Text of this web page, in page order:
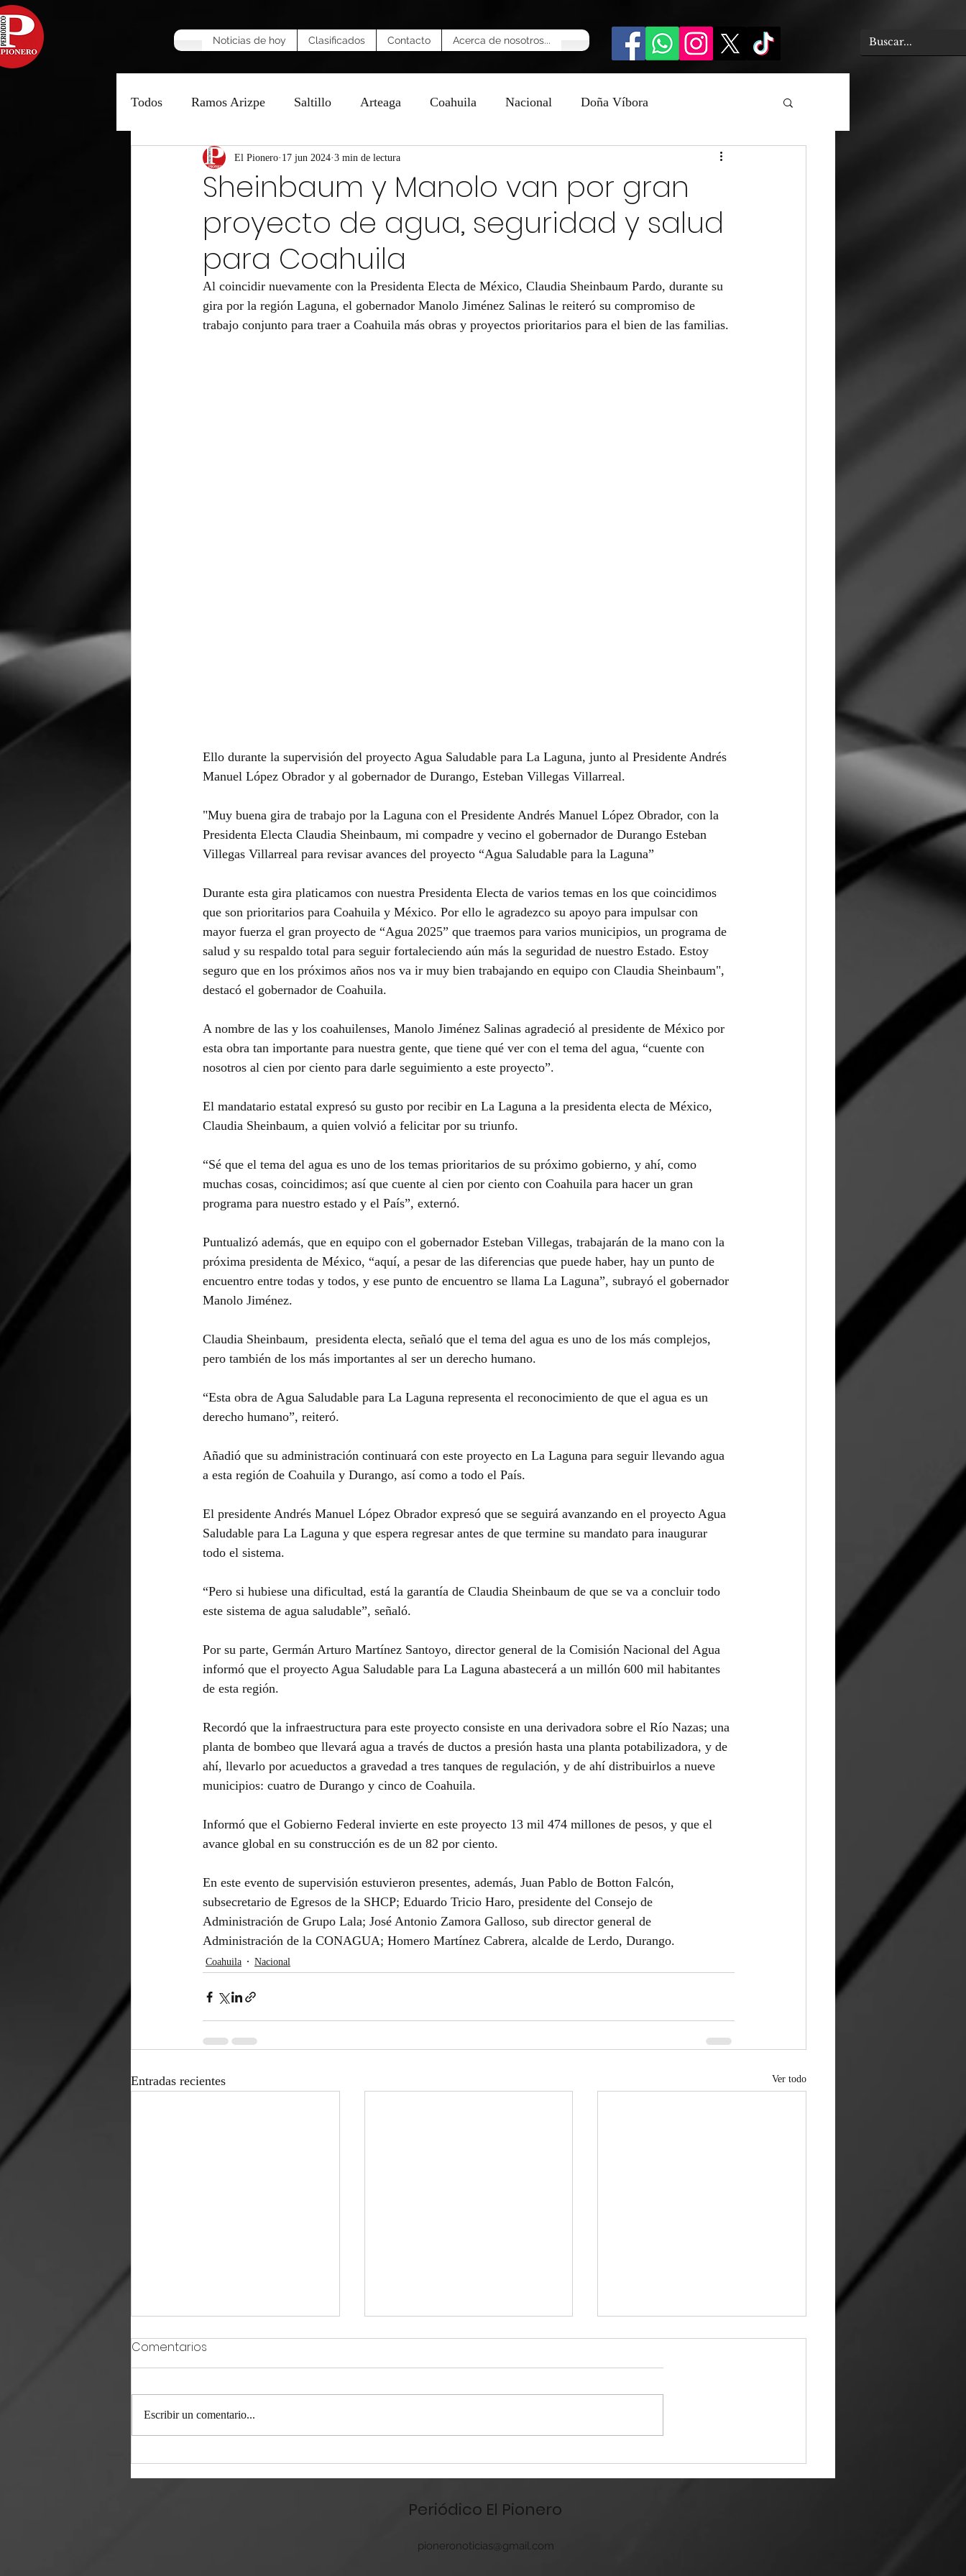
Noticias de hoy Clasificados Contacto Acerca de nosotros...
Todos Ramos Arizpe Saltillo Arteaga Coahuila Nacional Doña Víbora
Manzana Caliente Opinión
Sheinbaum y Manolo van por gran
proyecto de agua, seguridad y salud
para Coahuila
El Pionero 17 jun 2024 3 min de lectura
Al coincidir nuevamente con la Presidenta Electa de México, Claudia Sheinbaum Pardo, durante su
gira por la región Laguna, el gobernador Manolo Jiménez Salinas le reiteró su compromiso de
trabajo conjunto para traer a Coahuila más obras y proyectos prioritarios para el bien de las familias.
Ello durante la supervisión del proyecto Agua Saludable para La Laguna, junto al Presidente Andrés
Manuel López Obrador y al gobernador de Durango, Esteban Villegas Villarreal.
"Muy buena gira de trabajo por la Laguna con el Presidente Andrés Manuel López Obrador, con la
Presidenta Electa Claudia Sheinbaum, mi compadre y vecino el gobernador de Durango Esteban
Villegas Villarreal para revisar avances del proyecto “Agua Saludable para la Laguna”
Durante esta gira platicamos con nuestra Presidenta Electa de varios temas en los que coincidimos
que son prioritarios para Coahuila y México. Por ello le agradezco su apoyo para impulsar con
mayor fuerza el gran proyecto de “Agua 2025” que traemos para varios municipios, un programa de
salud y su respaldo total para seguir fortaleciendo aún más la seguridad de nuestro Estado. Estoy
seguro que en los próximos años nos va ir muy bien trabajando en equipo con Claudia Sheinbaum",
destacó el gobernador de Coahuila.
A nombre de las y los coahuilenses, Manolo Jiménez Salinas agradeció al presidente de México por
esta obra tan importante para nuestra gente, que tiene qué ver con el tema del agua, “cuente con
nosotros al cien por ciento para darle seguimiento a este proyecto”.
El mandatario estatal expresó su gusto por recibir en La Laguna a la presidenta electa de México,
Claudia Sheinbaum, a quien volvió a felicitar por su triunfo.
“Sé que el tema del agua es uno de los temas prioritarios de su próximo gobierno, y ahí, como
muchas cosas, coincidimos; así que cuente al cien por ciento con Coahuila para hacer un gran
programa para nuestro estado y el País”, externó.
Puntualizó además, que en equipo con el gobernador Esteban Villegas, trabajarán de la mano con la
próxima presidenta de México, “aquí, a pesar de las diferencias que puede haber, hay un punto de
encuentro entre todas y todos, y ese punto de encuentro se llama La Laguna”, subrayó el gobernador
Manolo Jiménez.
Claudia Sheinbaum,  presidenta electa, señaló que el tema del agua es uno de los más complejos,
pero también de los más importantes al ser un derecho humano.
“Esta obra de Agua Saludable para La Laguna representa el reconocimiento de que el agua es un
derecho humano”, reiteró.
Añadió que su administración continuará con este proyecto en La Laguna para seguir llevando agua
a esta región de Coahuila y Durango, así como a todo el País.
El presidente Andrés Manuel López Obrador expresó que se seguirá avanzando en el proyecto Agua
Saludable para La Laguna y que espera regresar antes de que termine su mandato para inaugurar
todo el sistema.
“Pero si hubiese una dificultad, está la garantía de Claudia Sheinbaum de que se va a concluir todo
este sistema de agua saludable”, señaló.
Por su parte, Germán Arturo Martínez Santoyo, director general de la Comisión Nacional del Agua
informó que el proyecto Agua Saludable para La Laguna abastecerá a un millón 600 mil habitantes
de esta región.
Recordó que la infraestructura para este proyecto consiste en una derivadora sobre el Río Nazas; una
planta de bombeo que llevará agua a través de ductos a presión hasta una planta potabilizadora, y de
ahí, llevarlo por acueductos a gravedad a tres tanques de regulación, y de ahí distribuirlos a nueve
municipios: cuatro de Durango y cinco de Coahuila.
Informó que el Gobierno Federal invierte en este proyecto 13 mil 474 millones de pesos, y que el
avance global en su construcción es de un 82 por ciento.
En este evento de supervisión estuvieron presentes, además, Juan Pablo de Botton Falcón,
subsecretario de Egresos de la SHCP; Eduardo Tricio Haro, presidente del Consejo de
Administración de Grupo Lala; José Antonio Zamora Galloso, sub director general de
Administración de la CONAGUA; Homero Martínez Cabrera, alcalde de Lerdo, Durango.
Coahuila Nacional
Entradas recientes Ver todo
Mujer sobrevive 4 días
atrapada en un arroyo de
Responde bien programa
de minisplits a bajo costo
Dan 18 años de prisión al
asesino del hijo de
Comentarios
Escribir un comentario...
Periódico El Pionero
pioneronoticias@gmail.com